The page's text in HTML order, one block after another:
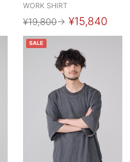
WORK SHIRT
¥19,800→ ¥15,840
SALE